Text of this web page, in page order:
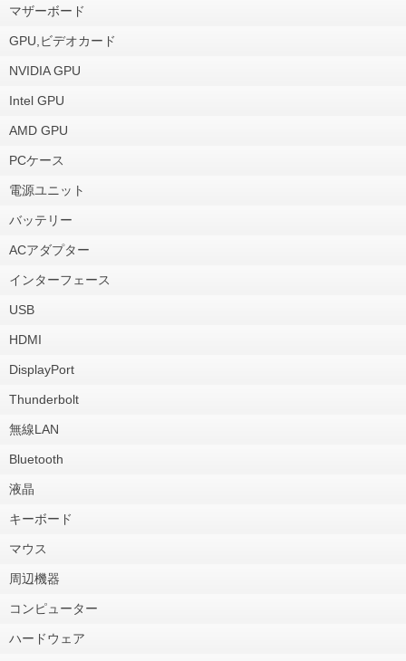
マザーボード
GPU,ビデオカード
NVIDIA GPU
Intel GPU
AMD GPU
PCケース
電源ユニット
バッテリー
ACアダプター
インターフェース
USB
HDMI
DisplayPort
Thunderbolt
無線LAN
Bluetooth
液晶
キーボード
マウス
周辺機器
コンピューター
ハードウェア